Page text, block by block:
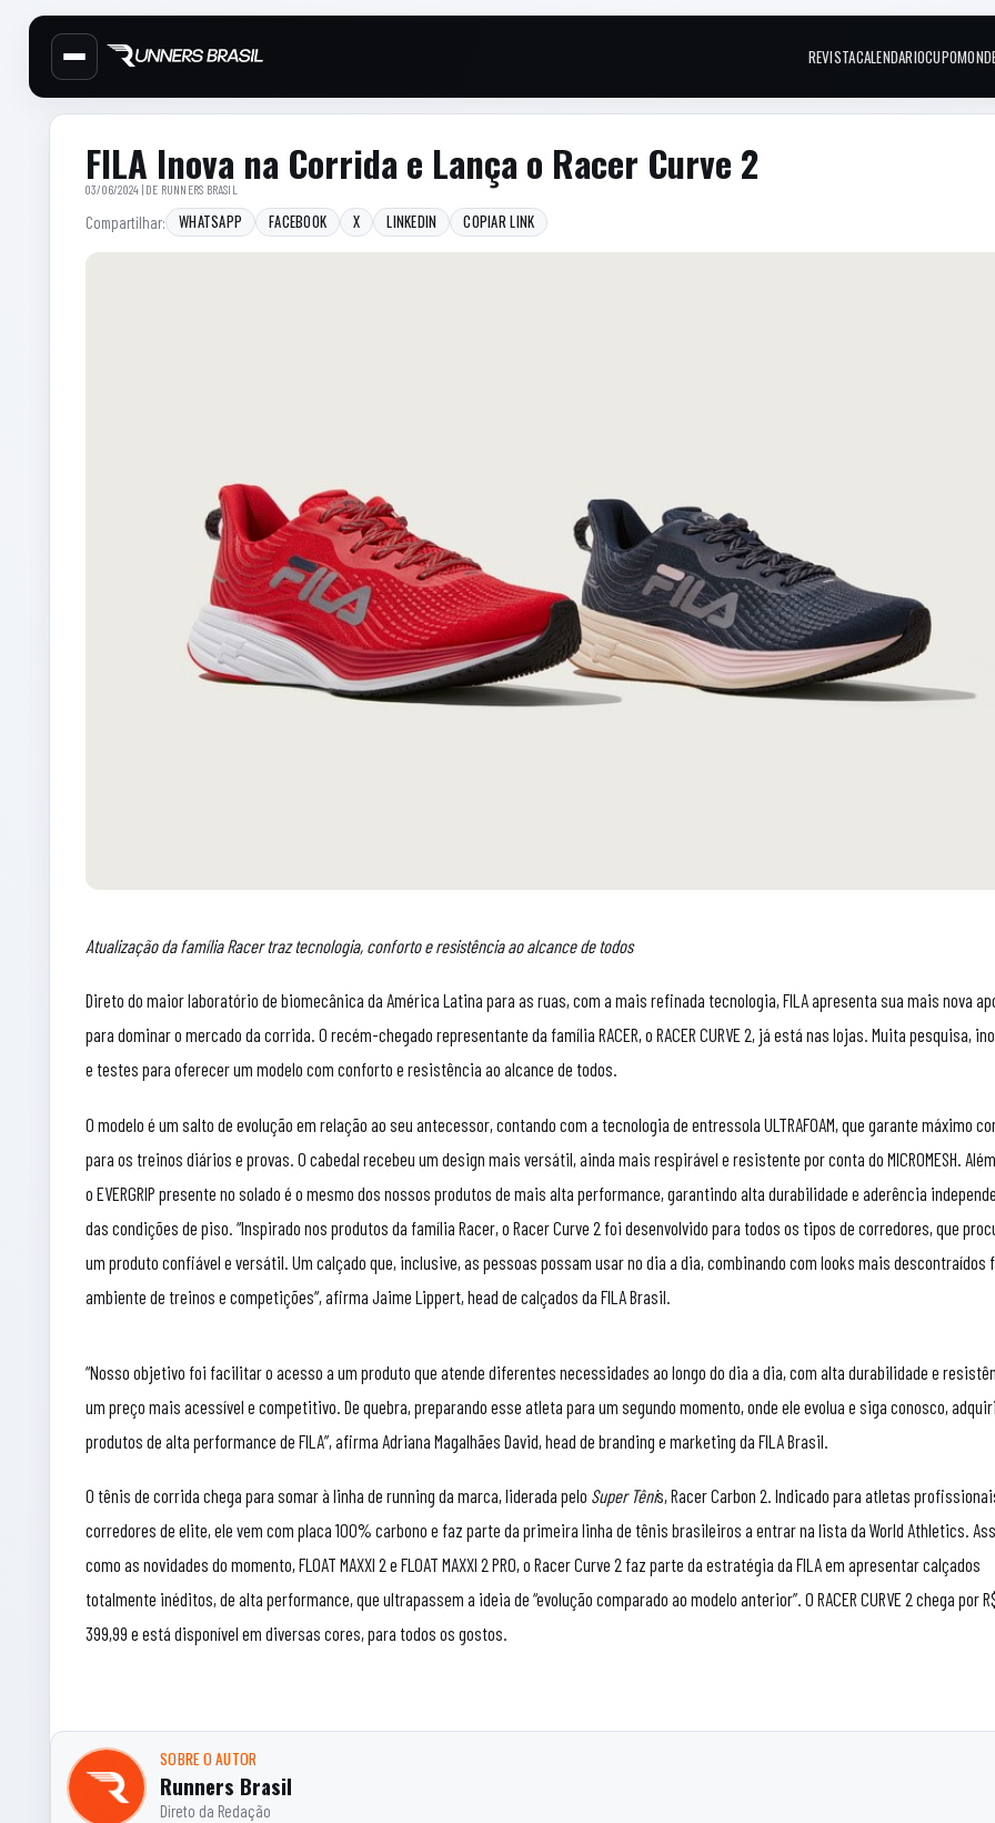
Cabecalho do site
Links do topo
REVISTACALENDARIOCUPOM
Menu lateral de secoes
Conteudo principal
Conteudo principal
FILA Inova na Corrida e Lança o Racer Curve 2
03/06/2024 | DE RUNNERS BRASIL
Compartilhar: WHATSAPP FACEBOOK X LINKEDIN COPIAR LINK
Atualização da família Racer traz tecnologia, conforto e resistência ao alcance de todos
Direto do maior laboratório de biomecânica da América Latina para as ruas, com a mais refinada tecnologia, FILA apresenta sua mais nova
para dominar o mercado da corrida. O recém-chegado representante da família RACER, o RACER CURVE 2, já está nas lojas. Muita pesquisa,
e testes para oferecer um modelo com conforto e resistência ao alcance de todos.
O modelo é um salto de evolução em relação ao seu antecessor, contando com a tecnologia de entressola ULTRAFOAM, que garante máximo
para os treinos diários e provas. O cabedal recebeu um design mais versátil, ainda mais respirável e resistente por conta do MICROMESH.
o EVERGRIP presente no solado é o mesmo dos nossos produtos de mais alta performance, garantindo alta durabilidade e aderência
das condições de piso. “Inspirado nos produtos da família Racer, o Racer Curve 2 foi desenvolvido para todos os tipos de corredores, que
um produto confiável e versátil. Um calçado que, inclusive, as pessoas possam usar no dia a dia, combinando com looks mais descontraídos
ambiente de treinos e competições“, afirma Jaime Lippert, head de calçados da FILA Brasil.
“Nosso objetivo foi facilitar o acesso a um produto que atende diferentes necessidades ao longo do dia a dia, com alta durabilidade e
um preço mais acessível e competitivo. De quebra, preparando esse atleta para um segundo momento, onde ele evolua e siga conosco,
produtos de alta performance de FILA”, afirma Adriana Magalhães David, head de branding e marketing da FILA Brasil.
O tênis de corrida chega para somar à linha de running da marca, liderada pelo Super Tênis, Racer Carbon 2. Indicado para atletas
corredores de elite, ele vem com placa 100% carbono e faz parte da primeira linha de tênis brasileiros a entrar na lista da World Athletics.
como as novidades do momento, FLOAT MAXXI 2 e FLOAT MAXXI 2 PRO, o Racer Curve 2 faz parte da estratégia da FILA em apresentar calçados
totalmente inéditos, de alta performance, que ultrapassem a ideia de “evolução comparado ao modelo anterior”. O RACER CURVE 2 chega por
399,99 e está disponível em diversas cores, para todos os gostos.
SOBRE O AUTOR
Runners Brasil
Direto da Redação
Barra lateral